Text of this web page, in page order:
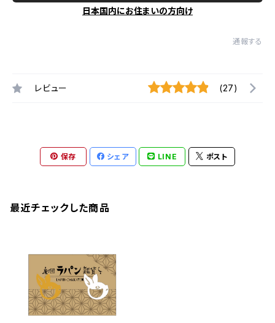
日本国内にお住まいの方向け
通報する
レビュー (27)
保存 シェア LINE ポスト
最近チェックした商品